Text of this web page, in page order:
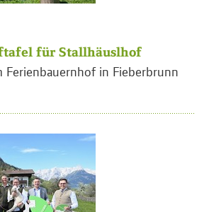
für Stallhäuslhof
Ferienbauernhof in Fieberbrunn